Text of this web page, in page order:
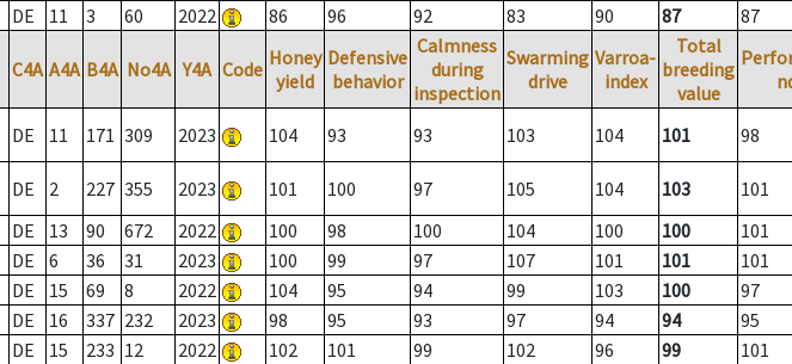
DE 11 3 60 2022 86 96 92 83 90 87 87
C4A A4A B4A No4A Y4A Code Honey
yield
Defensive
behavior
Calmness
during
inspection
Swarming
drive
Varroa-
index
Total
breeding
value
DE 11 171 309 2023 104 93 93 103 104 101 98
DE 2 227 355 2023 101 100 97 105 104 103
101
DE 13 90 672 2022 100 98 100 104 100 100
101
DE 6 36 31 2023 100 99 97 107 101 101
101
DE 15 69 8 2022 104 95 94 99 103 100
97
DE 16 337 232 2023 98 95 93 97 94 94
95
DE 15 233 12 2022 102 101 99 102 96 99
101